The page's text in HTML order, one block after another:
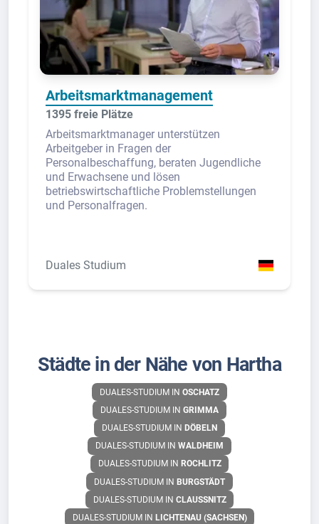
Arbeitsmarktmanagement
1395 freie Plätze
Arbeitsmarktmanager unterstützen
Arbeitgeber in Fragen der
Personalbeschaffung, beraten Jugendliche
und Erwachsene und lösen
betriebswirtschaftliche Problemstellungen
und Personalfragen.
Duales Studium
Städte in der Nähe von Hartha
DUALES-STUDIUM IN OSCHATZ
DUALES-STUDIUM IN GRIMMA
DUALES-STUDIUM IN DÖBELN
DUALES-STUDIUM IN WALDHEIM
DUALES-STUDIUM IN ROCHLITZ
DUALES-STUDIUM IN BURGSTÄDT
DUALES-STUDIUM IN CLAUSSNITZ
DUALES-STUDIUM IN LICHTENAU (SACHSEN)